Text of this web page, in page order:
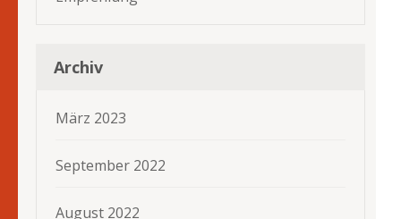
Archiv
März 2023
September 2022
August 2022